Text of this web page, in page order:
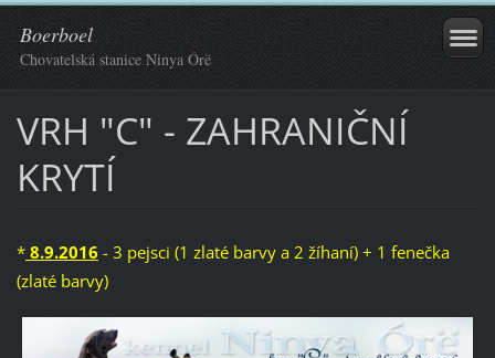
Boerboel
Chovatelská stanice Ninya Órë
VRH "C" - ZAHRANIČNÍ
KRYTÍ
*8.9.2016 - 3 pejsci (1 zlaté barvy a 2 žíhaní) + 1 fenečka
(zlaté barvy)